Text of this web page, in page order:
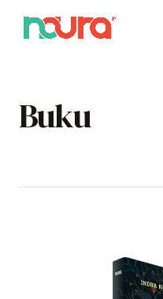
Buku